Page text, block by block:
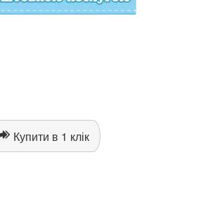
Купити в 1 клік